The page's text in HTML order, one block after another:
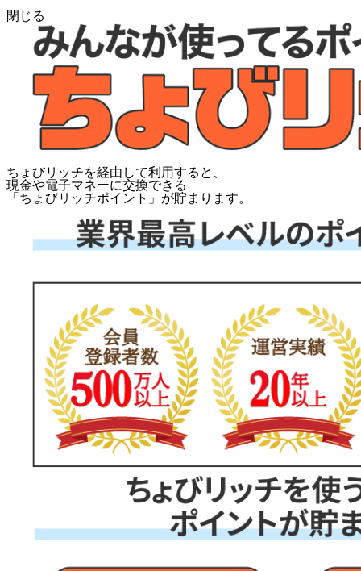
閉じる
ちょびリッチを経由して利用すると、
現金や電子マネーに交換できる
「 ちょびリッチポイント 」が貯まります。